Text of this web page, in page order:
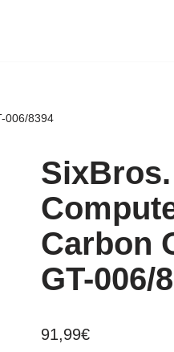
006/8394
Carbon
GT-006/
91,99€